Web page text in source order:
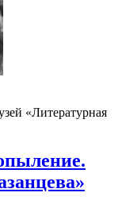
«Литературная